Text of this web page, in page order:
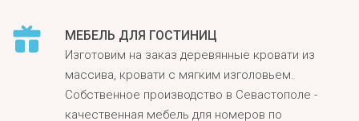
МЕБЕЛЬ ДЛЯ ГОСТИНИЦ
Изготовим на заказ деревянные кровати из
массива, кровати с мягким изголовьем.
Собственное производство в Севастополе -
качественная мебель для номеров по